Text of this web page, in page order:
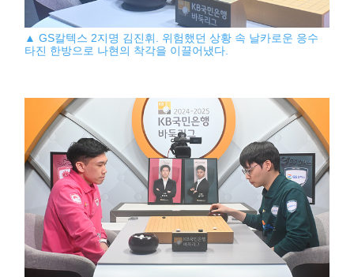
▲ GS칼텍스 2지명 김진휘. 위험했던 상황 속 날카로운 응수
타진 한방으로 나현의 착각을 이끌어냈다.